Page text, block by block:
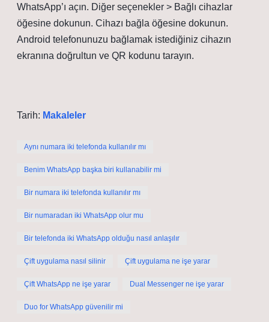
WhatsApp’ı açın. Diğer seçenekler > Bağlı cihazlar
öğesine dokunun. Cihazı bağla öğesine dokunun.
Android telefonunuzu bağlamak istediğiniz cihazın
ekranına doğrultun ve QR kodunu tarayın.
Tarih: Makaleler
Aynı numara iki telefonda kullanılır mı
Benim WhatsApp başka biri kullanabilir mi
Bir numara iki telefonda kullanılır mı
Bir numaradan iki WhatsApp olur mu
Bir telefonda iki WhatsApp olduğu nasıl anlaşılır
Çift uygulama nasıl silinir Çift uygulama ne işe yarar
Çift WhatsApp ne işe yarar Dual Messenger ne işe yarar
Duo for WhatsApp güvenilir mi